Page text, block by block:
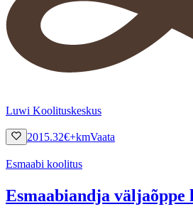
Luwi Koolituskeskus
2015.32€+kmVaata
Esmaabi koolitus
Esmaabiandja väljaõppe